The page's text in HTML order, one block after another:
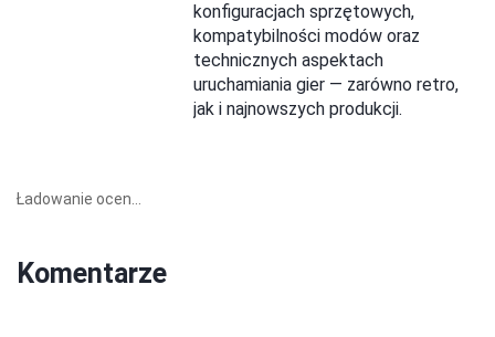
konfiguracjach sprzętowych,
kompatybilności modów oraz
technicznych aspektach
uruchamiania gier — zarówno retro,
jak i najnowszych produkcji.
Ładowanie ocen...
Komentarze